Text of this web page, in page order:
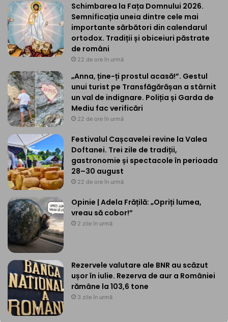
Schimbarea la Fața Domnului 2026.
Semnificația uneia dintre cele mai
importante sărbători din calendarul
ortodox. Tradiții și obiceiuri păstrate
de români
22 de ore în urmă
„Anna, ține-ți prostul acasă!”. Gestul
unui turist pe Transfăgărășan a stârnit
un val de indignare. Poliția și Garda de
Mediu fac verificări
22 de ore în urmă
Festivalul Cașcavelei revine la Valea
Doftanei. Trei zile de tradiții,
gastronomie și spectacole în perioada
28–30 august
22 de ore în urmă
Opinie | Adela Frățilă: „Opriți lumea,
vreau să cobor!”
2 zile în urmă
Rezervele valutare ale BNR au scăzut
ușor în iulie. Rezerva de aur a României
rămâne la 103,6 tone
3 zile în urmă